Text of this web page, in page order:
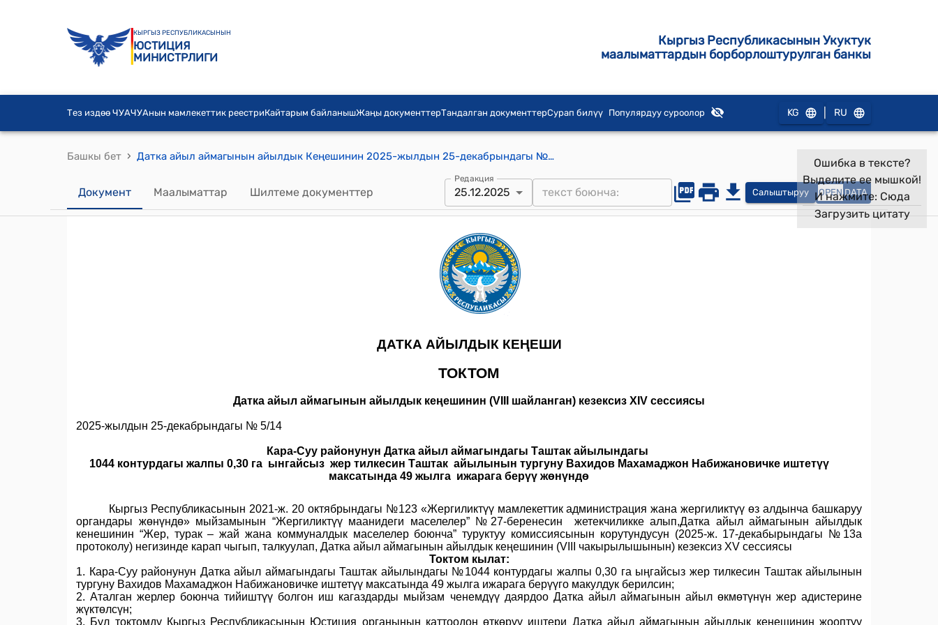
КЫРГЫЗ РЕСПУБЛИКАСЫНЫН
ЮСТИЦИЯ
МИНИСТРЛИГИ
Кыргыз Республикасынын Укуктук
маалыматтардын борборлоштурулган банкы
Тез издөө ЧУАЧУАнын мамлекеттик реестриКайтарым байланышЖаңы документтерТандалган документтерСурап билүү Популярдуу суроолор KG RU
Башкы бет › Датка айыл аймагынын айылдык Кеңешинин 2025-жылдын 25-декабрындагы №5/14 Кара-Суу районунун Датка айыл аймагындагы Таштак айылындагы 1044 контурдагы жалпы 0,30 га ынгайсыз жер тилкесин Таштак айылынын тургуну Вахидов Махамаджон Набижановичке иштетүү максатында 49 жылга ижарага берүү жөнүндө токтому
Документ Маалыматтар Шилтеме документтер
Редакция
25.12.2025 Салыштыруу OPEN DATA
Ошибка в тексте?
Выделите ее мышкой!
И нажмите: Сюда
Загрузить цитату